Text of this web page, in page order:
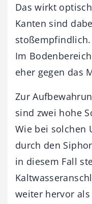
Das wirkt
Kanten sind
stoßempfindlich.
Im
eher gegen das
Zur
sind zwei hohe
Wie bei solchen
durch den
in diesem Fall
weiter hervor